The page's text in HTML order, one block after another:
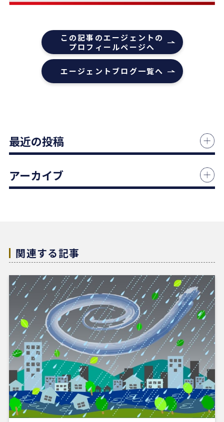
ております。
また機会があれば是非REDSを利用したいし、紹介
していきたいと思います。
エージェントの指名は下山さんをオススメします！
本当にありがとうございました！
担当の志水様は、ベテランならではの豊富な知識で
市場動向や適正価格を丁寧に解説してくださり、終
何より素晴らしいと感じたのは、情報の囲い込み等
を一切行わないという徹底した透明性です。この誠
ています。知人にも自信を持って紹介できる不動産
会社様です。
4 か月前
REDSは、自分でSUUMOなどを使って物件検索がで
きる人にはおすすめだと感じました。
他の不動産会社にも行きましたが、こちらの希望に
寄り添うというより、不動産会社側が売りたい物件
を勧められているように感じることもありました。
その点、REDSは自分で見つけた物件を軸に進めや
すいのがよかったです。
一方で、自分が望む物件像がまだ明確でない人や、
うまく検索できない人にとっては、REDSだけで良
この記事のエージェントの
プロフィールページへ
エージェントブログ一覧へ
最近の投稿
アーカイブ
関連する記事